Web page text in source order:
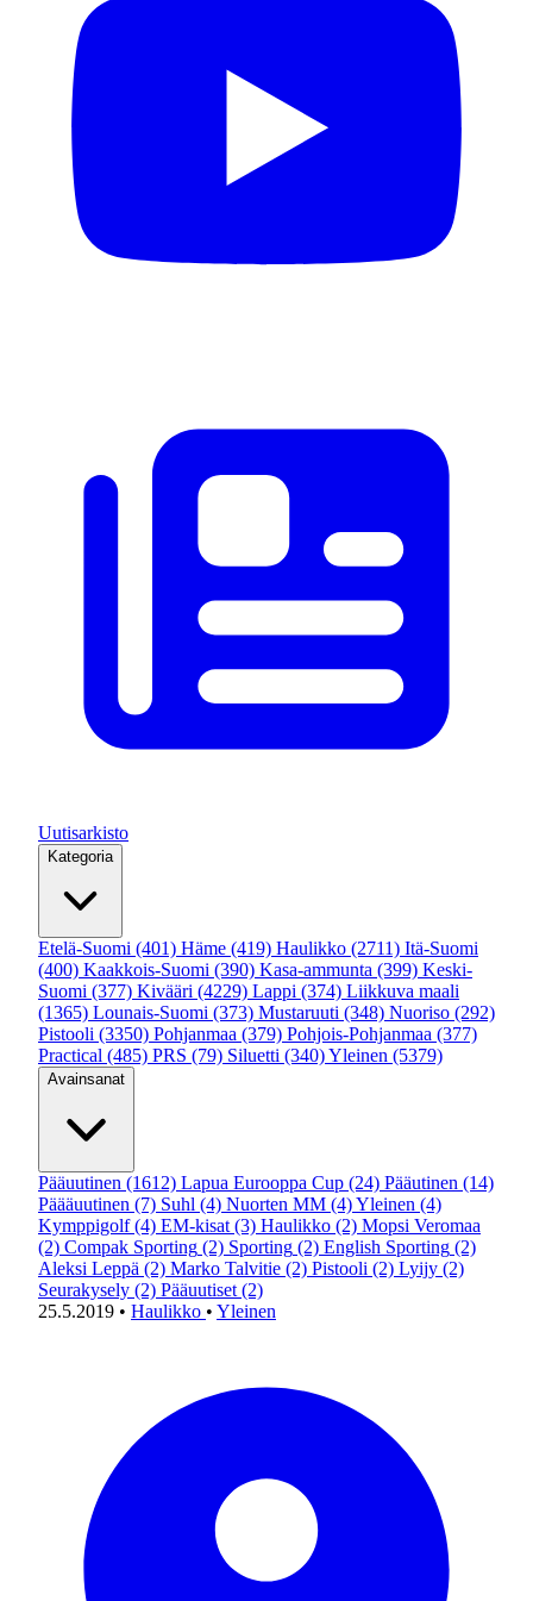
Uutisarkisto
Kategoria
Etelä-Suomi (401) Häme (419) Haulikko (2711) Itä-Suomi
(400) Kaakkois-Suomi (390) Kasa-ammunta (399) Keski-
Suomi (377) Kivääri (4229) Lappi (374) Liikkuva maali
(1365) Lounais-Suomi (373) Mustaruuti (348) Nuoriso (292)
Pistooli (3350) Pohjanmaa (379) Pohjois-Pohjanmaa (377)
Practical (485) PRS (79) Siluetti (340)Yleinen (5379)
Avainsanat
Pääuutinen (1612) Lapua Eurooppa Cup (24) Pääutinen (14)
Päääuutinen (7) Suhl (4) Nuorten MM (4)Yleinen (4)
Kymppigolf (4) EM-kisat (3) Haulikko (2) Mopsi Veromaa
(2) Compak Sporting (2) Sporting (2) English Sporting (2)
Aleksi Leppä (2) Marko Talvitie (2) Pistooli (2) Lyijy (2)
Seurakysely (2) Pääuutiset (2)
25.5.2019 • Haulikko • Yleinen